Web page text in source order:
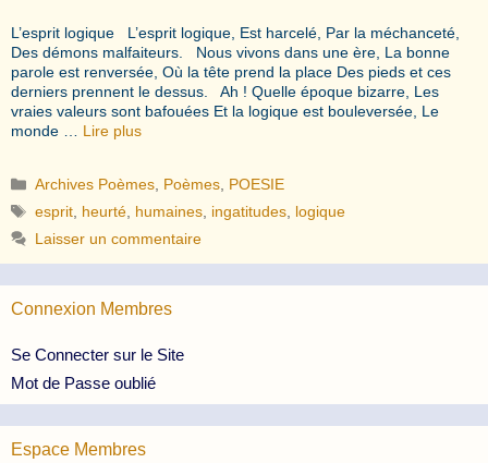
L’esprit logique L’esprit logique, Est harcelé, Par la méchanceté,
Des démons malfaiteurs. Nous vivons dans une ère, La bonne
parole est renversée, Où la tête prend la place Des pieds et ces
derniers prennent le dessus. Ah ! Quelle époque bizarre, Les
vraies valeurs sont bafouées Et la logique est bouleversée, Le
monde … Lire plus
Catégories
Archives Poèmes Poèmes POESIE
Étiquettes
esprit heurté humaines ingatitudes logique
Laisser un commentaire
Connexion Membres
Se Connecter sur le Site
Mot de Passe oublié
Espace Membres